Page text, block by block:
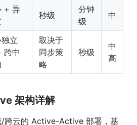
+ 异
秒级
分钟
级
中
立
跨中
取决于
同步策
略
秒级
中
高
架构详解
/跨云的 Active-Active 部署，基